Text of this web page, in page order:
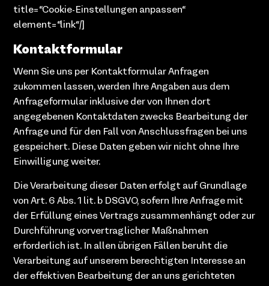
title=“Cookie-Einstellungen anpassen“
element=“link“/]
Kontaktformular
Wenn Sie uns per Kontaktformular Anfragen
zukommen lassen, werden Ihre Angaben aus dem
Anfrageformular inklusive der von Ihnen dort
angegebenen Kontaktdaten zwecks Bearbeitung der
Anfrage und für den Fall von Anschlussfragen bei uns
gespeichert. Diese Daten geben wir nicht ohne Ihre
Einwilligung weiter.
Die Verarbeitung dieser Daten erfolgt auf Grundlage
von Art. 6 Abs. 1 lit. b DSGVO, sofern Ihre Anfrage mit
der Erfüllung eines Vertrags zusammenhängt oder zur
Durchführung vorvertraglicher Maßnahmen
erforderlich ist. In allen übrigen Fällen beruht die
Verarbeitung auf unserem berechtigten Interesse an
der effektiven Bearbeitung der an uns gerichteten